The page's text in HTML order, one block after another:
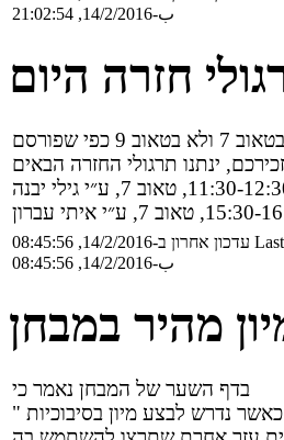
ب-14/2/2016, 21:02:54
חזרה היום
עדכון אחרון ב-14/2/2016, 08:45:56
ب-14/2/2016, 08:45:56
מהיר במבחן
בדף השער של המבחן נאמר כי